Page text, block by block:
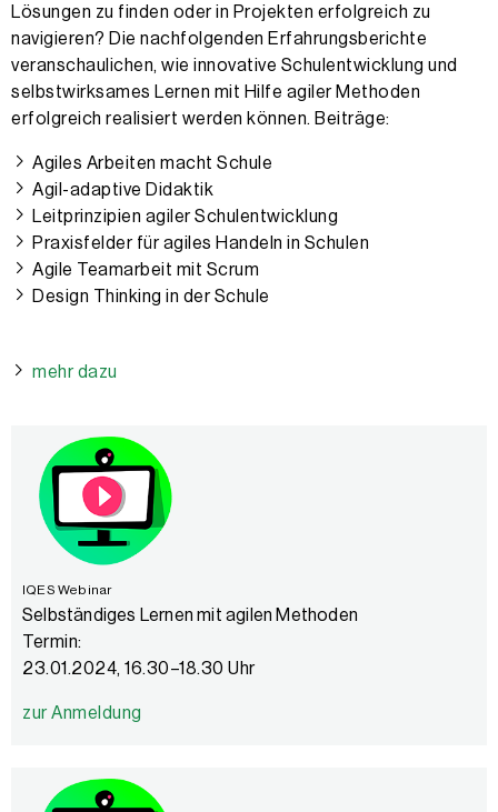
Lösungen zu finden oder in Projekten erfolgreich zu
navigieren? Die nachfolgenden Erfahrungs­berichte
veranschaulichen, wie innovative Schulentwicklung und
selbstwirksames Lernen mit Hilfe agiler Methoden
erfolgreich realisiert werden können. Beiträge:
Agiles Arbeiten macht Schule
Agil-adaptive Didaktik
Leitprinzipien agiler Schulentwicklung
Praxisfelder für agiles Handeln in Schulen
Agile Teamarbeit mit Scrum
Design Thinking in der Schule
mehr dazu
IQES Webinar
Selbständiges Lernen mit agilen Methoden
Termin:
23.01.2024, 16.30–18.30 Uhr
zur Anmeldung